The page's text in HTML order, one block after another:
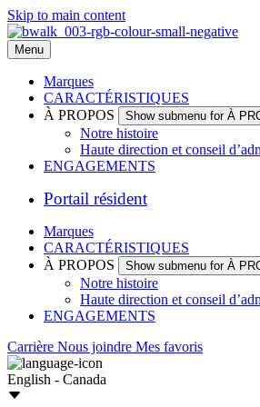
Skip to main content
Menu
Marques
CARACTÉRISTIQUES
À PROPOS
Show submenu for À
Notre histoire
Haute direction et conseil
ENGAGEMENTS
Portail résident
Marques
CARACTÉRISTIQUES
À PROPOS
Show submenu for À
Notre histoire
Haute direction et conseil
ENGAGEMENTS
Carrière Nous joindre Mes favoris
English - Canada